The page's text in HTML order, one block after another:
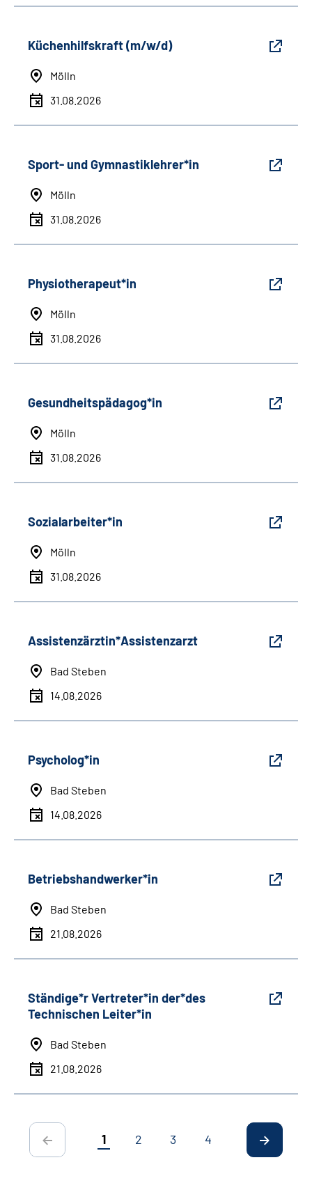
Küchenhilfskraft (m/w/d)
Mölln
31.08.2026
Sport- und Gymnastiklehrer*in
Mölln
31.08.2026
Physiotherapeut*in
Mölln
31.08.2026
Gesundheitspädagog*in
Mölln
31.08.2026
Sozialarbeiter*in
Mölln
31.08.2026
Assistenzärztin*Assistenzarzt
Bad Steben
14.08.2026
Psycholog*in
Bad Steben
14.08.2026
Betriebshandwerker*in
Bad Steben
21.08.2026
Ständige*r Vertreter*in der*des
Technischen Leiter*in
Bad Steben
21.08.2026
1 2 3 4